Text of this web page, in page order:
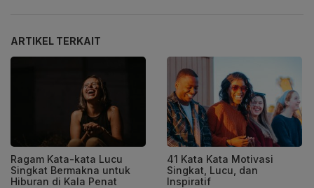
ARTIKEL TERKAIT
Ragam Kata-kata Lucu
Singkat Bermakna untuk
Hiburan di Kala Penat
41 Kata Kata Motivasi
Singkat, Lucu, dan
Inspiratif